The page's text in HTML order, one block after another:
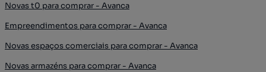
Novas t0 para comprar - Avanca
Empreendimentos para comprar - Avanca
Novas espaços comerciais para comprar - Avanca
Novas armazéns para comprar - Avanca